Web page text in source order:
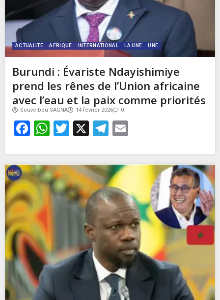
ACTUALITE AFRIQUE INTERNATIONAL LA UNE UNE
Burundi : Évariste Ndayishimiye
prend les rênes de l’Union africaine
avec l’eau et la paix comme priorités
Souveibou SAGNA 14 février 2026 0
Facebook
WhatsApp
Twitter
X Telegram